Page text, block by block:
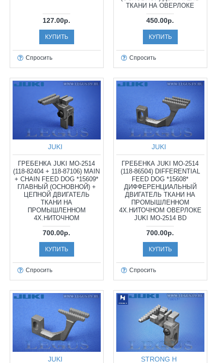
127.00р.
КУПИТЬ
Спросить
ТКАНИ НА ОВЕРЛОКЕ
450.00р.
КУПИТЬ
Спросить
JUKI
ГРЕБЕНКА JUKI MO-2514
(118-82404 + 118-87106) MAIN
+ CHAIN FEED DOG *15609*
ГЛАВНЫЙ (ОСНОВНОЙ) +
ЦЕПНОЙ ДВИГАТЕЛЬ
ТКАНИ НА
ПРОМЫШЛЕННОМ
4X.НИТОЧНОМ
700.00р.
КУПИТЬ
Спросить
JUKI
ГРЕБЕНКА JUKI MO-2514
(118-86504) DIFFERENTIAL
FEED DOG *15608*
ДИФФЕРЕНЦИАЛЬНЫЙ
ДВИГАТЕЛЬ ТКАНИ НА
ПРОМЫШЛЕННОМ
4X.НИТОЧНОМ ОВЕРЛОКЕ
JUKI MO-2514 BD
700.00р.
КУПИТЬ
Спросить
JUKI STRONG H